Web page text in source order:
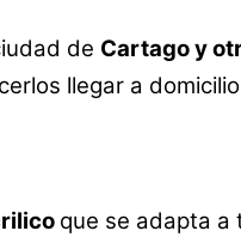
de Cartago y
llegar a
que se adapta a